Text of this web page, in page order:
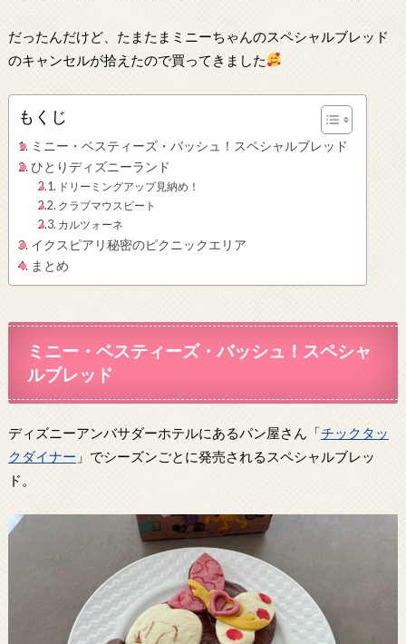
だったんだけど、たまたまミニーちゃんのスペシャルブレッド
のキャンセルが拾えたので買ってきました
もくじ
ミニー・ベスティーズ・バッシュ！スペシャルブレッド
ひとりディズニーランド
ドリーミングアップ見納め！
クラブマウスビート
カルツォーネ
イクスピアリ秘密のピクニックエリア
まとめ
ミニー・ベスティーズ・バッシュ！スペシャ
ルブレッド
ディズニーアンバサダーホテルにあるパン屋さん「チックタッ
クダイナー 」でシーズンごとに発売されるスペシャルブレッ
ド。